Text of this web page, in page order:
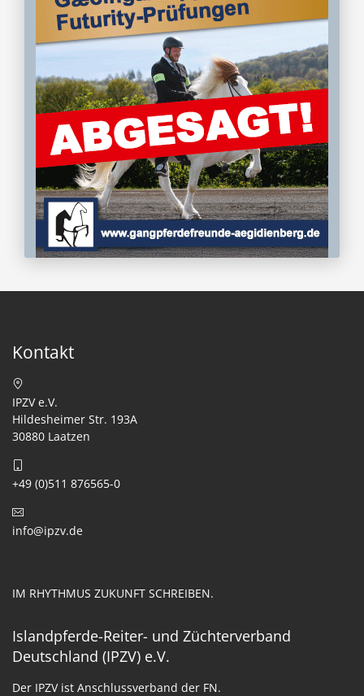
Kontakt
IPZV e.V.
Hildesheimer Str. 193A
30880 Laatzen
+49 (0)511 876565-0
info@ipzv.de
IM RHYTHMUS ZUKUNFT SCHREIBEN.
Islandpferde-Reiter- und Züchterverband
Deutschland (IPZV) e.V.
Der IPZV ist Anschlussverband der FN.